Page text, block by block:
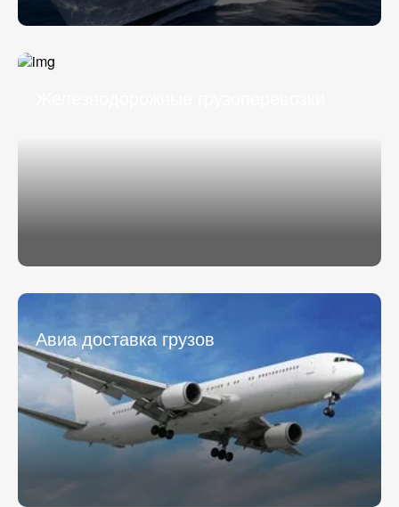
Авиа доставка грузов